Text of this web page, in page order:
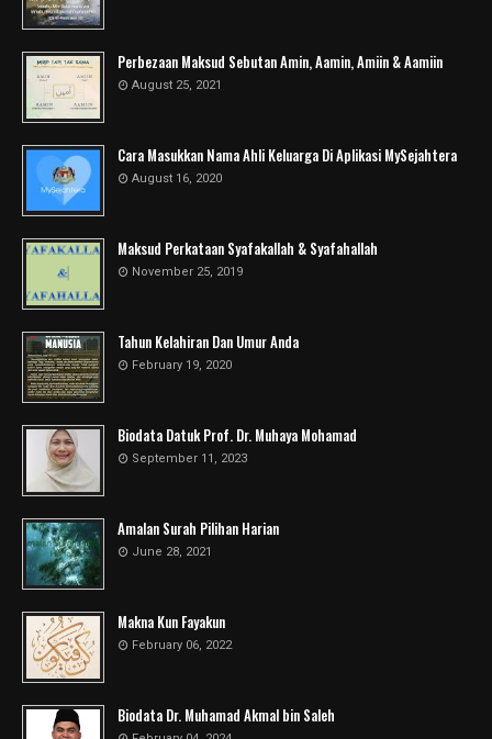
Perbezaan Maksud Sebutan Amin, Aamin, Amiin & Aamiin
August 25, 2021
Cara Masukkan Nama Ahli Keluarga Di Aplikasi MySejahtera
August 16, 2020
Maksud Perkataan Syafakallah & Syafahallah
November 25, 2019
Tahun Kelahiran Dan Umur Anda
February 19, 2020
Biodata Datuk Prof. Dr. Muhaya Mohamad
September 11, 2023
Amalan Surah Pilihan Harian
June 28, 2021
Makna Kun Fayakun
February 06, 2022
Biodata Dr. Muhamad Akmal bin Saleh